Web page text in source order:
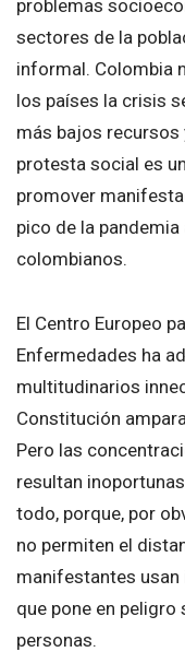
problemas
sectores de la
informal. Colombia
los países la crisis
más bajos recursos
protesta social es
promover
pico de la
colombianos.
El Centro Europeo
Enfermedades ha
multitudinarios
Constitución
Pero las
resultan
todo, porque, por
no permiten el
manifestantes
que pone en peligro
personas.